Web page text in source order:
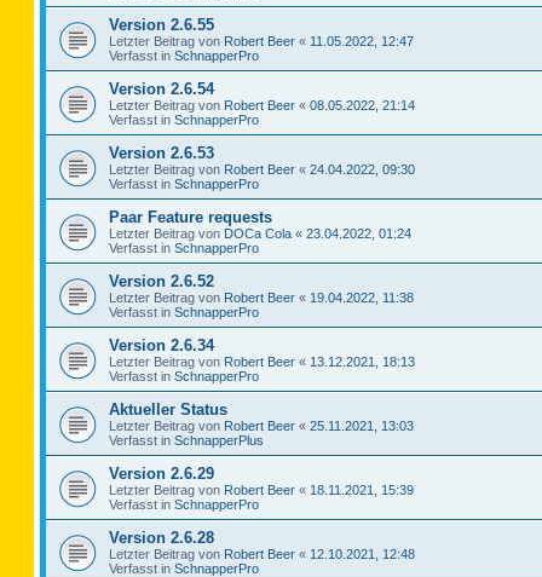
Version 2.6.55
Letzter Beitrag von Robert Beer « 11.05.2022, 12:47
Verfasst in SchnapperPro
Version 2.6.54
Letzter Beitrag von Robert Beer « 08.05.2022, 21:14
Verfasst in SchnapperPro
Version 2.6.53
Letzter Beitrag von Robert Beer « 24.04.2022, 09:30
Verfasst in SchnapperPro
Paar Feature requests
Letzter Beitrag von DOCa Cola « 23.04.2022, 01:24
Verfasst in SchnapperPro
Version 2.6.52
Letzter Beitrag von Robert Beer « 19.04.2022, 11:38
Verfasst in SchnapperPro
Version 2.6.34
Letzter Beitrag von Robert Beer « 13.12.2021, 18:13
Verfasst in SchnapperPro
Aktueller Status
Letzter Beitrag von Robert Beer « 25.11.2021, 13:03
Verfasst in SchnapperPlus
Version 2.6.29
Letzter Beitrag von Robert Beer « 18.11.2021, 15:39
Verfasst in SchnapperPro
Version 2.6.28
Letzter Beitrag von Robert Beer « 12.10.2021, 12:48
Verfasst in SchnapperPro